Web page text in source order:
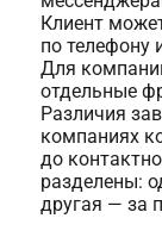
Клиент
по телефону
Для
отдельные
Различия
компаниях
до
разделены:
другая — за